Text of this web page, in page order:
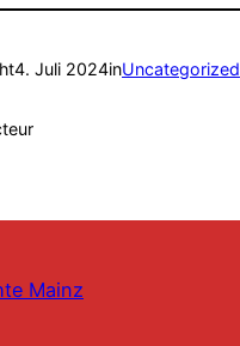
4. Juli 2024inUncategorized
Mainz